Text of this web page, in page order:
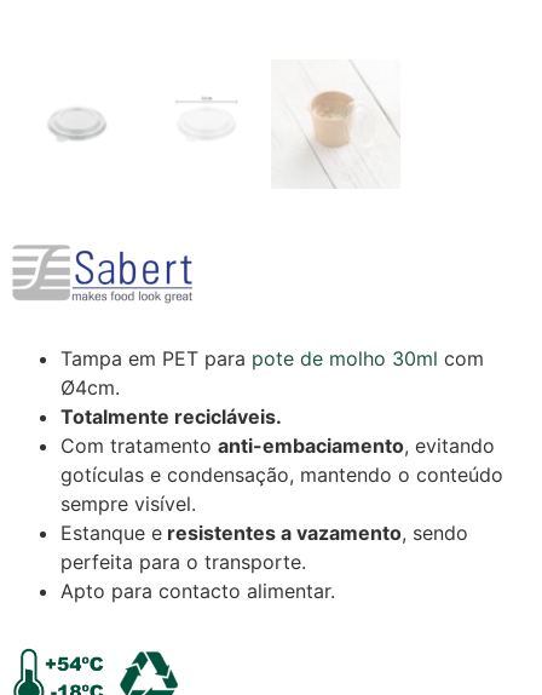
Tampa em PET para pote de molho 30ml com
Ø4cm.
Totalmente recicláveis.
Com tratamento anti-embaciamento, evitando
gotículas e condensação, mantendo o conteúdo
sempre visível.
Estanque e resistentes a vazamento, sendo
perfeita para o transporte.
Apto para contacto alimentar.